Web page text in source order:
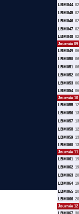
LBM044
LBM045
LBM046
LBM047
LBM048
Journée 09
LBM049
LBM050
LBM051
LBM052
LBM053
LBM054
Journée 10
LBM055
LBM056
LBM057
LBM058
LBM059
LBM060
Journée 11
LBM061
LBM062
LBM063
LBM064
LBM065
LBM066
Journée 12